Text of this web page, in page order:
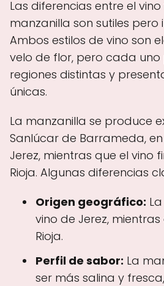
Las diferencias entre el
manzanilla son sutiles pero
Ambos estilos de vino son
velo de flor, pero cada uno
regiones distintas y
únicas.
La manzanilla se produce
Sanlúcar de Barrameda,
Jerez, mientras que el vino
Rioja. Algunas diferencias
Origen geográfico:
vino de Jerez,
Rioja.
Perfil de sabor: La
ser más salina y